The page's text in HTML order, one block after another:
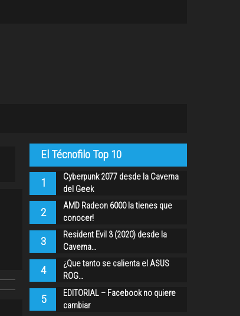
El Técnofilo Top 10
1
Cyberpunk 2077 desde la Caverna
del Geek
2
AMD Radeon 6000 la tienes que
conocer!
3
Resident Evil 3 (2020) desde la
Caverna…
4
¿Que tanto se calienta el ASUS
ROG…
5
EDITORIAL – Facebook no quiere
cambiar